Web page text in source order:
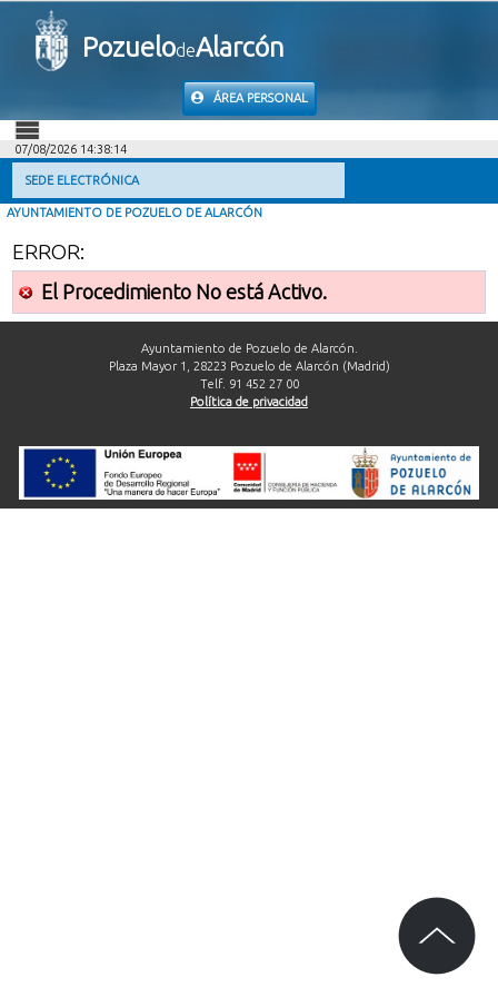
PozuelodeAlarcón
ÁREA PERSONAL
INICIO
MI CARPETA
INFORMACIÓN MUNICIPAL
AYUDA
07/08/2026 14:38:14
SEDE ELECTRÓNICA
AYUNTAMIENTO DE POZUELO DE ALARCÓN
ERROR:
El Procedimiento No está Activo.
Ayuntamiento de Pozuelo de Alarcón.
Plaza Mayor 1, 28223 Pozuelo de Alarcón (Madrid)
Telf. 91 452 27 00
Política de privacidad